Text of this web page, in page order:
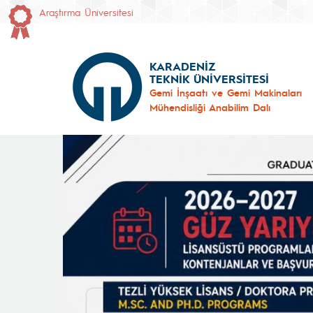
Araştırma Üniversitesi
KARADENİZ
TEKNİK ÜNİVERSİTESİ
Gemi İnşaatı ve Gemi Makinaları
Mühendisliği Anabilim Dalı